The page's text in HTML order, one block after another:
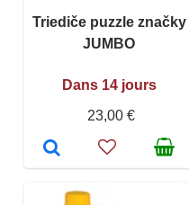
Triediče puzzle značky
JUMBO
Dans 14 jours
23,00 €